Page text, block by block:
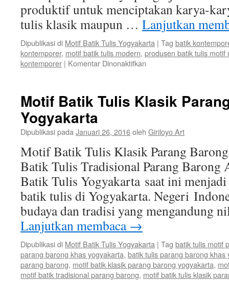
produktif untuk menciptakan karya-
tulis klasik maupun … Lanjutkan
Dipublikasi di Motif Batik Tulis Yogyakarta | Tag batik
kontemporer, motif batik tulis modern, produsen batik tulis motif
kontemporer | Komentar Dinonaktifkan
Motif Batik Tulis Klasik
Yogyakarta
Dipublikasi pada Januari 26, 2016oleh Giriloyo Art
Motif Batik Tulis Klasik Parang
Batik Tulis Tradisional Parang Barong
Batik Tulis Yogyakarta saat ini
batik tulis di Yogyakarta. Negeri
budaya dan tradisi yang mengandung
Lanjutkan membaca →
Dipublikasi di Motif Batik Tulis Yogyakarta | Tag batik tulis motif
parang barong khas yogyakarta, batik tulis parang barong khas
parang barong, motif batik klasik parang barong yogyakarta,
motif batik tradisional parang barong, motif batik tulis klasik